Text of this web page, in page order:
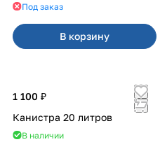
Под заказ
В корзину
1 100 ₽
Канистра 20 литров
В наличии